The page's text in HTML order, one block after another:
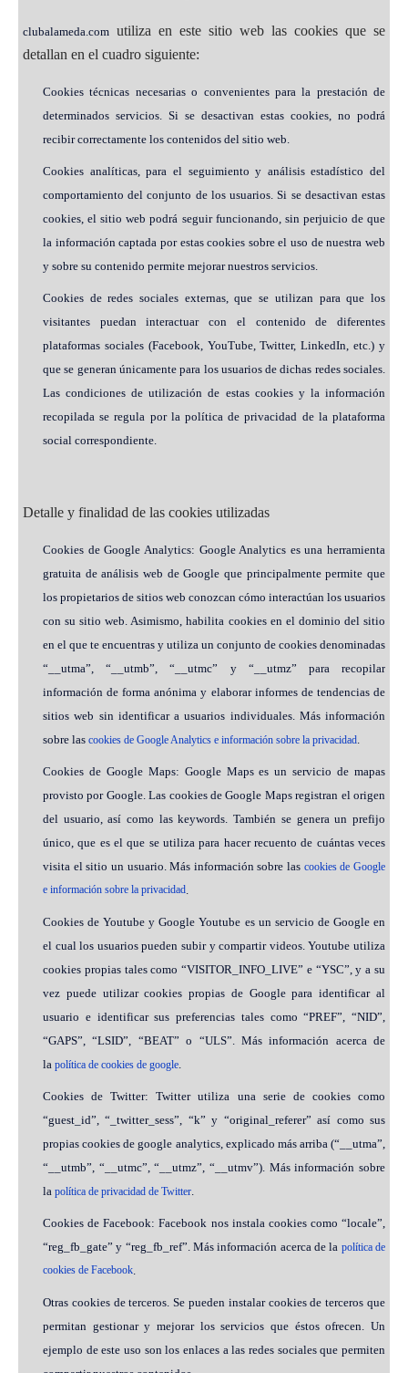
clubalameda.com utiliza en este sitio web las cookies que se
detallan en el cuadro siguiente:
Cookies técnicas necesarias o convenientes para la prestación de
determinados servicios. Si se desactivan estas cookies, no podrá
recibir correctamente los contenidos del sitio web.
Cookies analíticas, para el seguimiento y análisis estadístico del
comportamiento del conjunto de los usuarios. Si se desactivan estas
cookies, el sitio web podrá seguir funcionando, sin perjuicio de que
la información captada por estas cookies sobre el uso de nuestra web
y sobre su contenido permite mejorar nuestros servicios.
Cookies de redes sociales externas, que se utilizan para que los
visitantes puedan interactuar con el contenido de diferentes
plataformas sociales (Facebook, YouTube, Twitter, LinkedIn, etc.) y
que se generan únicamente para los usuarios de dichas redes sociales.
Las condiciones de utilización de estas cookies y la información
recopilada se regula por la política de privacidad de la plataforma
social correspondiente.
Detalle y finalidad de las cookies utilizadas
Cookies de Google Analytics: Google Analytics es una herramienta
gratuita de análisis web de Google que principalmente permite que
los propietarios de sitios web conozcan cómo interactúan los usuarios
con su sitio web. Asimismo, habilita cookies en el dominio del sitio
en el que te encuentras y utiliza un conjunto de cookies denominadas
“__utma”, “__utmb”, “__utmc” y “__utmz” para recopilar
información de forma anónima y elaborar informes de tendencias de
sitios web sin identificar a usuarios individuales. Más información
sobre las cookies de Google Analytics e información sobre la privacidad.
Cookies de Google Maps: Google Maps es un servicio de mapas
provisto por Google. Las cookies de Google Maps registran el origen
del usuario, así como las keywords. También se genera un prefijo
único, que es el que se utiliza para hacer recuento de cuántas veces
visita el sitio un usuario. Más información sobre las cookies de Google
e información sobre la privacidad.
Cookies de Youtube y Google Youtube es un servicio de Google en
el cual los usuarios pueden subir y compartir videos. Youtube utiliza
cookies propias tales como “VISITOR_INFO_LIVE” e “YSC”, y a su
vez puede utilizar cookies propias de Google para identificar al
usuario e identificar sus preferencias tales como “PREF”, “NID”,
“GAPS”, “LSID”, “BEAT” o “ULS”. Más información acerca de
la política de cookies de google.
Cookies de Twitter: Twitter utiliza una serie de cookies como
“guest_id”, “_twitter_sess”, “k” y “original_referer” así como sus
propias cookies de google analytics, explicado más arriba (“__utma”,
“__utmb”, “__utmc”, “__utmz”, “__utmv”). Más información sobre
la política de privacidad de Twitter.
Cookies de Facebook: Facebook nos instala cookies como “locale”,
“reg_fb_gate” y “reg_fb_ref”. Más información acerca de la política de
cookies de Facebook.
Otras cookies de terceros. Se pueden instalar cookies de terceros que
permitan gestionar y mejorar los servicios que éstos ofrecen. Un
ejemplo de este uso son los enlaces a las redes sociales que permiten